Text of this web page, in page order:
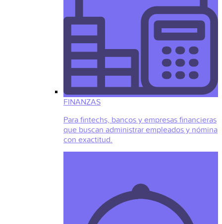
FINANZAS
Para fintechs, bancos y empresas financieras
que buscan administrar empleados y nómina
con exactitud.